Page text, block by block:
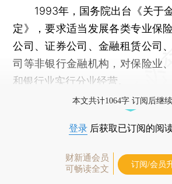
1993年，国务院出台《关于
定》，要求适当发展各类专业保
公司、证券公司、金融租赁公司
司等非银行金融机构，对保险业
和银行业实行分业经营。
本文共计1064字 订阅后继
登录 后获取已订阅的阅
财新通会员
可畅读全文
订阅/会员